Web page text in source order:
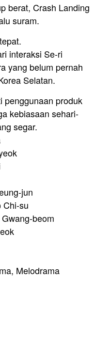
berat, Crash Landing
suram.
interaksi Se-ri
yang belum pernah
Selatan.
penggunaan produk
kebiasaan sehari-
segar.
jun
Chi-su
beom
Melodrama